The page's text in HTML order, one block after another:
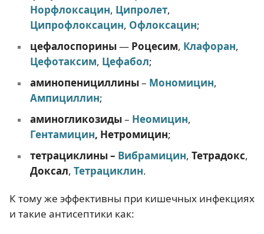
Норфлоксацин, Ципролет,
Ципрофлоксацин, Офлоксацин;
цефалоспорины—Роцесим, Клафоран,
Цефотаксим, Цефабол;
аминопенициллины– Мономицин,
Ампициллин;
аминогликозиды– Неомицин,
Гентамицин, Нетромицин;
тетрациклины – Вибрамицин, Тетрадокс,
Доксал, Тетрациклин.
К тому же эффективны при кишечных инфекциях
и такие антисептики как: